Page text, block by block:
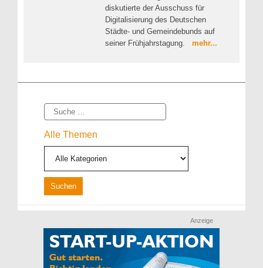
diskutierte der Ausschuss für
Digitalisierung des Deutschen
Städte- und Gemeindebunds auf
seiner Frühjahrstagung. mehr...
Suche
Alle Themen
Anzeige